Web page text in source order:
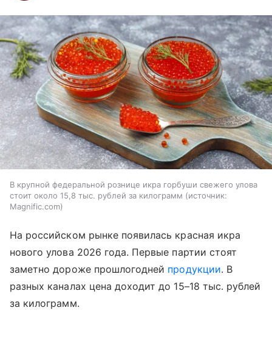
В крупной федеральной рознице икра горбуши свежего улова
стоит около 15,8 тыс. рублей за килограмм
источник:
Magnific.com
На российском рынке появилась красная икра
нового улова 2026 года. Первые партии стоят
заметно дороже прошлогодней продукции. В
разных каналах цена доходит до 15–18 тыс. рублей
за килограмм.